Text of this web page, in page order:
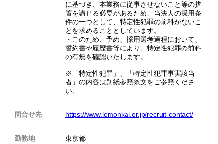
に基づき、本業務に従事させないこと等の措
置を講じる必要があるため、当法人の採用条
件の一つとして、特定性犯罪の前科がないこ
とを求めることとしています。
・このため、予め、採用選考過程において、
誓約書や履歴書等により、特定性犯罪の前科
の有無を確認いたします。
※「特定性犯罪」、「特定性犯罪事実該当
者」の内容は別紙参照条文をご参照くださ
い。
問合せ先 https://www.lemonkai.or.jp/recruit-contact/
勤務地
東京都